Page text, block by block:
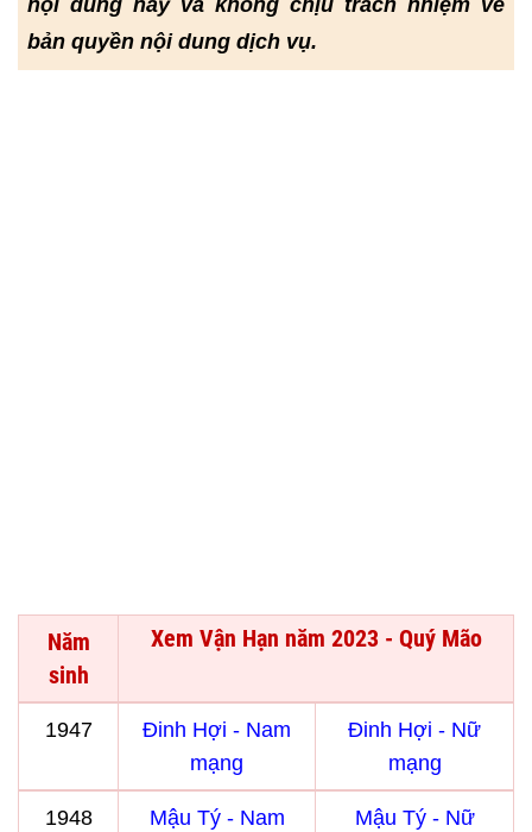
nội dung này và không chịu trách nhiệm về
bản quyền nội dung dịch vụ.
Năm
sinh
Xem Vận Hạn năm 2023 - Quý Mão
1947
Đinh Hợi - Nam
mạng
Đinh Hợi - Nữ
mạng
1948
Mậu Tý - Nam
Mậu Tý - Nữ